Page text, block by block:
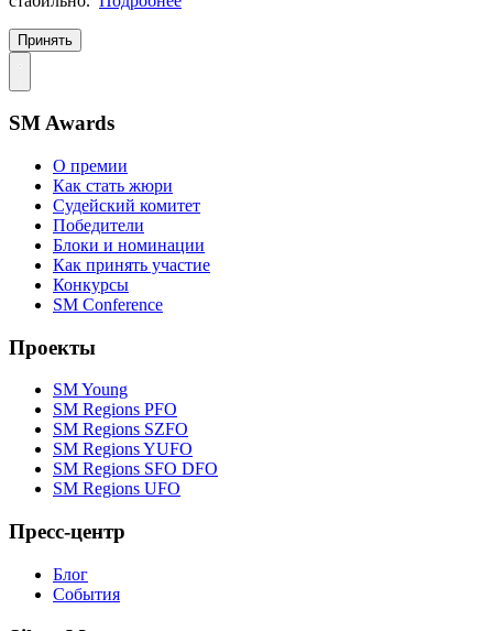
Принять
SM Awards
О премии
Как стать жюри
Судейский комитет
Победители
Блоки и номинации
Как принять участие
Конкурсы
SM Conference
Проекты
SM Young
SM Regions PFO
SM Regions SZFO
SM Regions YUFO
SM Regions SFO DFO
SM Regions UFO
Пресс-центр
Блог
События